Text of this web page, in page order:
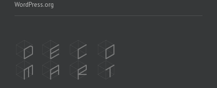
WordPress.org